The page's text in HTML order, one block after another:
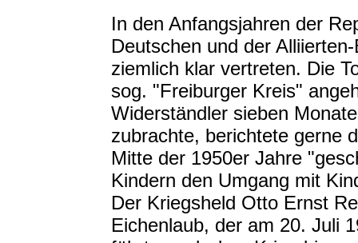
In den Anfangsjahren der
Deutschen und der
ziemlich klar vertreten. Die
sog. "Freiburger Kreis"
Widerständler sieben
zubrachte, berichtete gerne
Mitte der 1950er Jahre
Kindern den Umgang mit
Der Kriegsheld Otto Ernst
Eichenlaub, der am 20. Juli